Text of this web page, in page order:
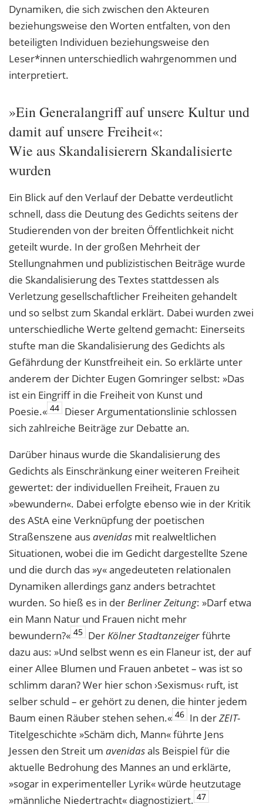
Dynamiken, die sich zwischen den Akteuren
beziehungsweise den Worten entfalten, von den
beteiligten Individuen beziehungsweise den
Leser*innen unterschiedlich wahrgenommen und
interpretiert.
»Ein Generalangriff auf unsere Kultur und
damit auf unsere Freiheit«:
Wie aus Skandalisierern Skandalisierte
wurden
Ein Blick auf den Verlauf der Debatte verdeutlicht
schnell, dass die Deutung des Gedichts seitens der
Studierenden von der breiten Öffentlichkeit nicht
geteilt wurde. In der großen Mehrheit der
Stellungnahmen und publizistischen Beiträge wurde
die Skandalisierung des Textes stattdessen als
Verletzung gesellschaftlicher Freiheiten gehandelt
und so selbst zum Skandal erklärt. Dabei wurden zwei
unterschiedliche Werte geltend gemacht: Einerseits
stufte man die Skandalisierung des Gedichts als
Gefährdung der Kunstfreiheit ein. So erklärte unter
anderem der Dichter Eugen Gomringer selbst: »Das
ist ein Eingriff in die Freiheit von Kunst und
Poesie.« 44 Dieser Argumentationslinie schlossen
sich zahlreiche Beiträge zur Debatte an.
Darüber hinaus wurde die Skandalisierung des
Gedichts als Einschränkung einer weiteren Freiheit
gewertet: der individuellen Freiheit, Frauen zu
»bewundern«. Dabei erfolgte ebenso wie in der Kritik
des AStA eine Verknüpfung der poetischen
Straßenszene ausavenidas mit realweltlichen
Situationen, wobei die im Gedicht dargestellte Szene
und die durch das »y« angedeuteten relationalen
Dynamiken allerdings ganz anders betrachtet
wurden. So hieß es in derBerliner Zeitung: »Darf etwa
ein Mann Natur und Frauen nicht mehr
bewundern?« 45 DerKölner Stadtanzeigerführte
dazu aus: »Und selbst wenn es ein Flaneur ist, der auf
einer Allee Blumen und Frauen anbetet – was ist so
schlimm daran? Wer hier schon ›Sexismus‹ ruft, ist
selber schuld – er gehört zu denen, die hinter jedem
Baum einen Räuber stehen sehen.« 46 In derZEIT-
Titelgeschichte »Schäm dich, Mann« führte Jens
Jessen den Streit um avenidasals Beispiel für die
aktuelle Bedrohung des Mannes an und erklärte,
»sogar in experimenteller Lyrik« würde heutzutage
»männliche Niedertracht« diagnostiziert. 47